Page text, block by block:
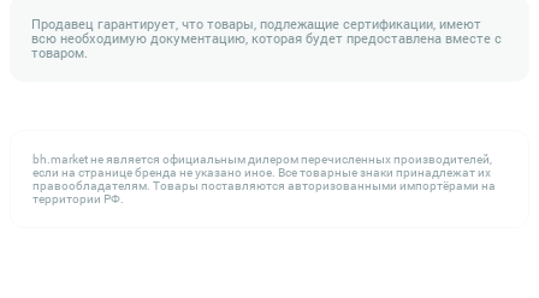
Продавец гарантирует, что товары, подлежащие сертификации, имеют
всю необходимую документацию, которая будет предоставлена вместе с
товаром.
bh.market не является официальным дилером перечисленных производителей,
если на странице бренда не указано иное. Все товарные знаки принадлежат их
правообладателям. Товары поставляются авторизованными импортёрами на
территории РФ.